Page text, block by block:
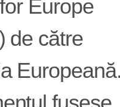
Europe
de către
Europeană.